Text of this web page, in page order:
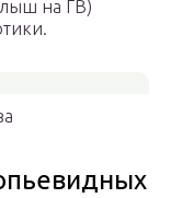
на ГВ)